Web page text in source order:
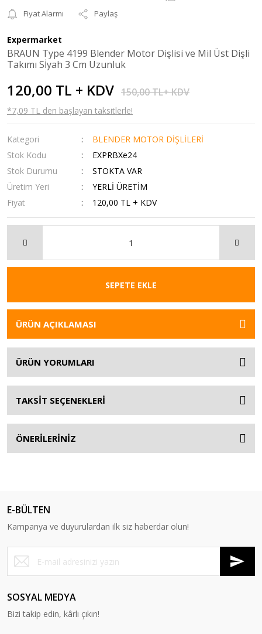
Fiyat Alarmı
Paylaş
Expermarket
BRAUN Type 4199 Blender Motor Dişlisi ve Mil Üst Dişli
Takımı Sİyah 3 Cm Uzunluk
120,00 TL + KDV 150,00 TL+ KDV
*7,09 TL den başlayan taksitlerle!
Kategori
BLENDER MOTOR DİŞLİLERİ
Stok Kodu
EXPRBXe24
Stok Durumu
STOKTA VAR
Üretim Yeri
YERLİ ÜRETİM
Fiyat
120,00 TL + KDV
SEPETE EKLE
ÜRÜN AÇIKLAMASI
ÜRÜN YORUMLARI
TAKSİT SEÇENEKLERİ
ÖNERİLERİNİZ
E-BÜLTEN
Kampanya ve duyurulardan ilk siz haberdar olun!
SOSYAL MEDYA
Bizi takip edin, kârlı çıkın!